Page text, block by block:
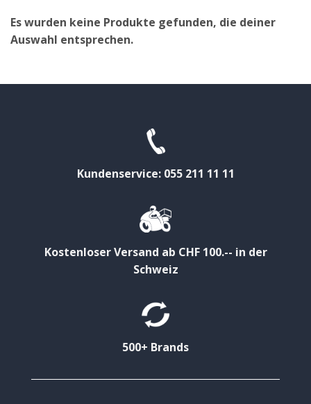
Es wurden keine Produkte gefunden, die deiner
Auswahl entsprechen.
Kundenservice: 055 211 11 11
Kostenloser Versand ab CHF 100.-- in der
Schweiz
500+ Brands